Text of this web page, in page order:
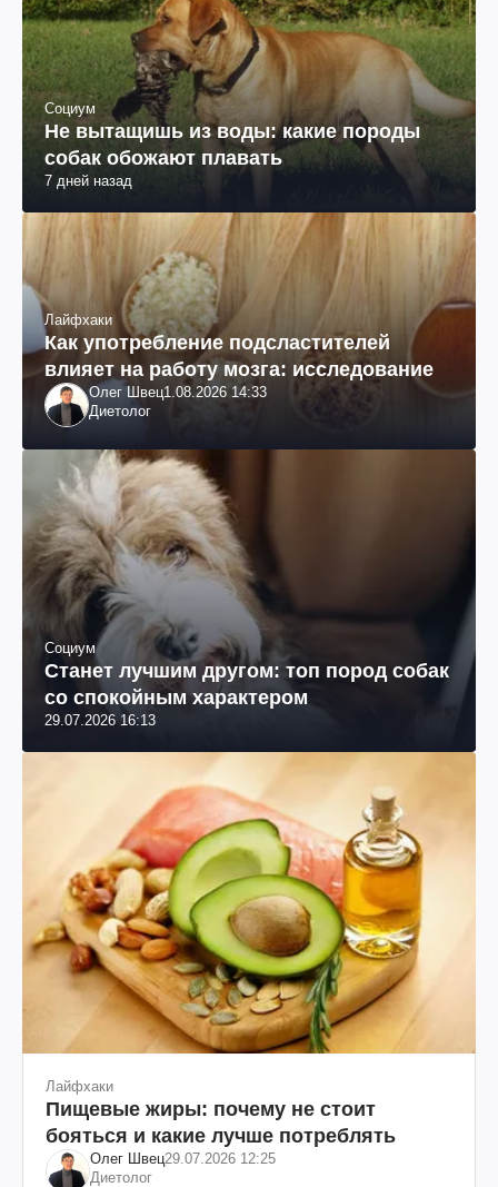
Социум
Не вытащишь из воды: какие породы
собак обожают плавать
7 дней назад
Лайфхаки
Как употребление подсластителей
влияет на работу мозга: исследование
Олег Швец1.08.2026 14:33
Диетолог
Социум
Станет лучшим другом: топ пород собак
со спокойным характером
29.07.2026 16:13
Лайфхаки
Пищевые жиры: почему не стоит
бояться и какие лучше потреблять
Олег Швец29.07.2026 12:25
Диетолог